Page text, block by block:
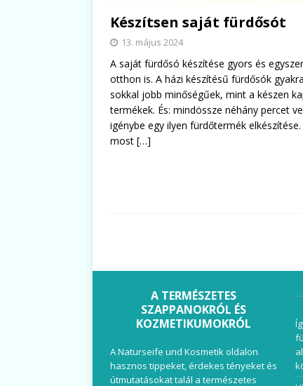
Készítsen saját fürdősót
13. május 2024
A saját fürdősó készítése gyors és
otthon is. A házi készítésű fürdősók
sokkal jobb minőségűek, mint a készen
termékek. És: mindössze néhány percet
igénybe egy ilyen fürdőtermék elkészítése.
most […]
A TERMÉSZETES
SZAPPANOKRÓL ÉS
KOZMETIKUMOKRÓL
A Naturseife und Kosmetik oldalon
hasznos tippeket, érdekes tényeket és
útmutatásokat talál a természetes